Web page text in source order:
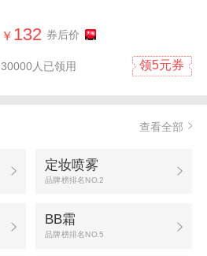
￥ 132 券后价
30000人已领用 领5元券
查看全部
定妆喷雾
品牌榜排名NO.2
BB霜
品牌榜排名NO.5